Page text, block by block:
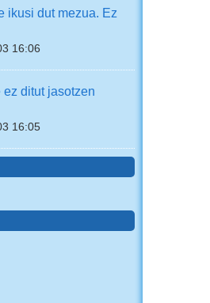
ikusi dut mezua. Ez
16:06
ditut jasotzen
16:05